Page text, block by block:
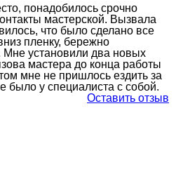
понадобилось срочно
мастерской. Вызвала
что было сделано все
пленку, бережно
установили два новых
мастера до конца работы
мне не пришлось ездить за
было у специалиста с собой.
Оставить отзыв